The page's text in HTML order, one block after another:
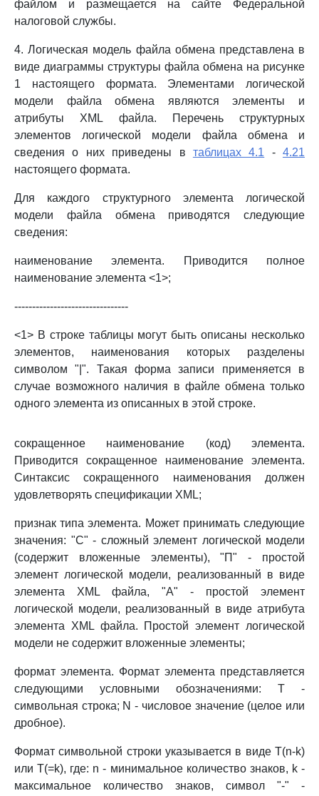
файлом и размещается на сайте Федеральной
налоговой службы.
4. Логическая модель файла обмена представлена в
виде диаграммы структуры файла обмена на рисунке
1 настоящего формата. Элементами логической
модели файла обмена являются элементы и
атрибуты XML файла. Перечень структурных
элементов логической модели файла обмена и
сведения о них приведены в таблицах 4.1 - 4.21
настоящего формата.
Для каждого структурного элемента логической
модели файла обмена приводятся следующие
сведения:
наименование элемента. Приводится полное
наименование элемента <1>;
--------------------------------
<1> В строке таблицы могут быть описаны несколько
элементов, наименования которых разделены
символом "|". Такая форма записи применяется в
случае возможного наличия в файле обмена только
одного элемента из описанных в этой строке.
сокращенное наименование (код) элемента.
Приводится сокращенное наименование элемента.
Синтаксис сокращенного наименования должен
удовлетворять спецификации XML;
признак типа элемента. Может принимать следующие
значения: "С" - сложный элемент логической модели
(содержит вложенные элементы), "П" - простой
элемент логической модели, реализованный в виде
элемента XML файла, "А" - простой элемент
логической модели, реализованный в виде атрибута
элемента XML файла. Простой элемент логической
модели не содержит вложенные элементы;
формат элемента. Формат элемента представляется
следующими условными обозначениями: T -
символьная строка; N - числовое значение (целое или
дробное).
Формат символьной строки указывается в виде T(n-k)
или T(=k), где: n - минимальное количество знаков, k -
максимальное количество знаков, символ "-" -